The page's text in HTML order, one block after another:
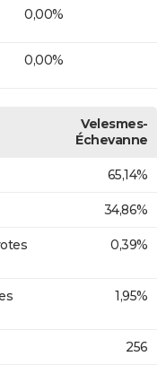
0,00%
0,00%
Velesmes-
Échevanne
65,14%
34,86%
0,39%
1,95%
256